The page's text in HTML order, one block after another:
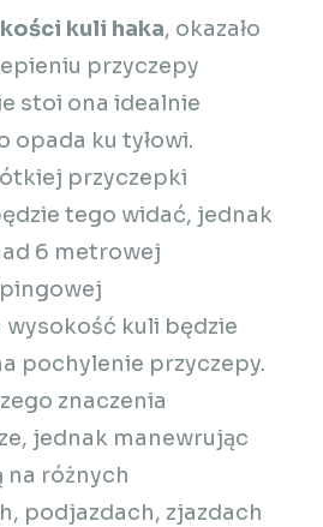
kuli haka, okazało
przyczepy
stoi ona idealnie
opada ku tyłowi.
przyczepki
tego widać, jednak
6 metrowej
kuli będzie
pochylenie przyczepy.
znaczenia
jednak manewrując
na różnych
podjazdach, zjazdach